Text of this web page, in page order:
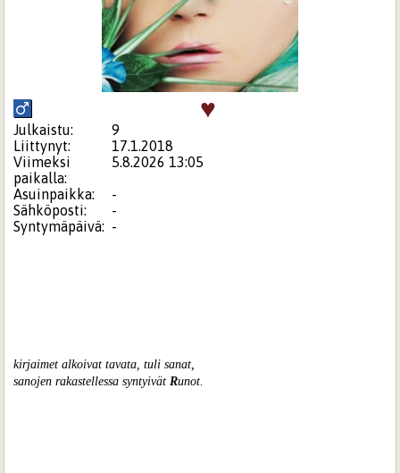
♥
Julkaistu:
9
Liittynyt:
17.1.2018
Viimeksi
paikalla:
5.8.2026 13:05
Asuinpaikka:
-
Sähköposti:
-
Syntymäpäivä: -
kirjaimet alkoivat tavata, tuli sanat,
sanojen rakastellessa syntyivät Runot.